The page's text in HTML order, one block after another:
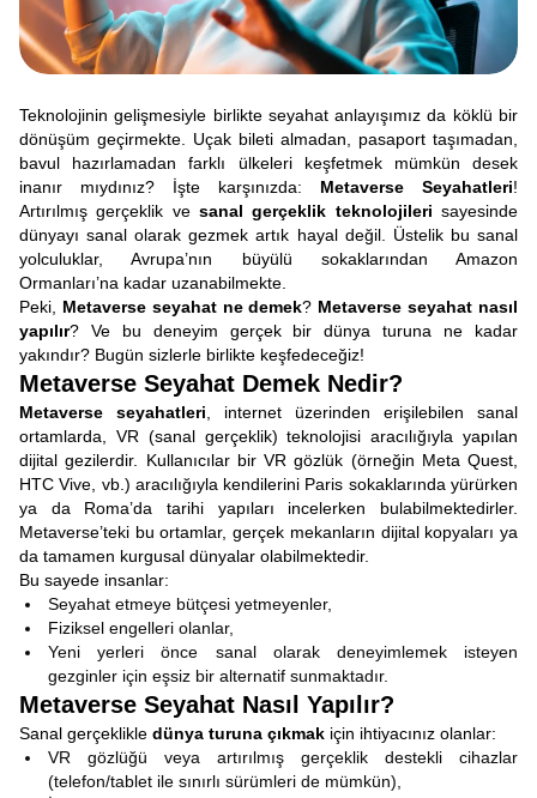
Teknolojinin gelişmesiyle birlikte seyahat anlayışımız da köklü bir
dönüşüm geçirmekte. Uçak bileti almadan, pasaport taşımadan,
bavul hazırlamadan farklı ülkeleri keşfetmek mümkün desek
inanır mıydınız? İşte karşınızda: Metaverse Seyahatleri!
Artırılmış gerçeklik ve sanal gerçeklik teknolojileri sayesinde
dünyayı sanal olarak gezmek artık hayal değil. Üstelik bu sanal
yolculuklar, Avrupa’nın büyülü sokaklarından Amazon
Ormanları’na kadar uzanabilmekte.
Peki, Metaverse seyahat ne demek? Metaverse seyahat nasıl
yapılır? Ve bu deneyim gerçek bir dünya turuna ne kadar
yakındır? Bugün sizlerle birlikte keşfedeceğiz!
Metaverse Seyahat Demek Nedir?
Metaverse seyahatleri , internet üzerinden erişilebilen sanal
ortamlarda, VR (sanal gerçeklik) teknolojisi aracılığıyla yapılan
dijital gezilerdir. Kullanıcılar bir VR gözlük (örneğin Meta Quest,
HTC Vive, vb.) aracılığıyla kendilerini Paris sokaklarında yürürken
ya da Roma’da tarihi yapıları incelerken bulabilmektedirler.
Metaverse’teki bu ortamlar, gerçek mekanların dijital kopyaları ya
da tamamen kurgusal dünyalar olabilmektedir.
Bu sayede insanlar:
Seyahat etmeye bütçesi yetmeyenler,
Fiziksel engelleri olanlar,
Yeni yerleri önce sanal olarak deneyimlemek isteyen
gezginler için eşsiz bir alternatif sunmaktadır.
Metaverse Seyahat Nasıl Yapılır?
Sanal gerçeklikle dünya turuna çıkmak için ihtiyacınız olanlar:
VR gözlüğü veya artırılmış gerçeklik destekli cihazlar
(telefon/tablet ile sınırlı sürümleri de mümkün),